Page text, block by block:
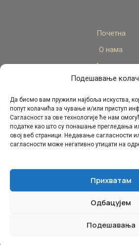
Подешавање
Да бисмо вам пружили најбоља искуства,
попут колачића за чување и/или приступ
Сагласност за ове технологије ће нам
податке као што су понашање прегледања
овој веб страници. Недавање сагласности
сагласности може негативно утицати на
Прихватам
Одбацујем
Подешавања
Почетна
О нама
Актуелно
Стручни кадар
Пројекти
Архива
Контакт
© Републички педагошки завод